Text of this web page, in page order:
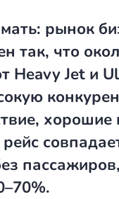
рынок
так, что
Heavy Jet и